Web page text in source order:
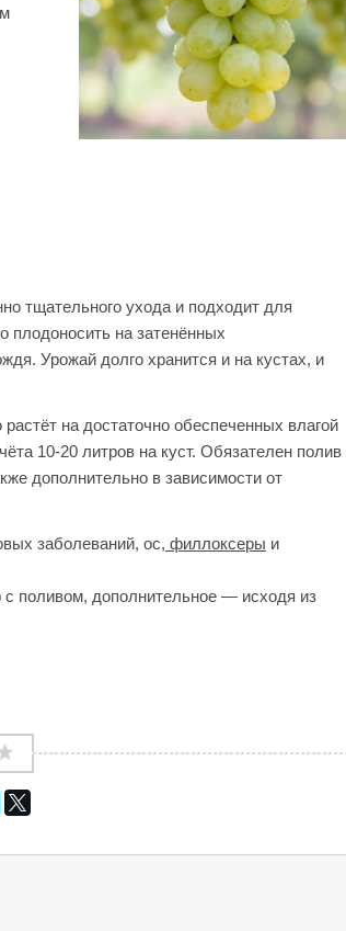
тщательного ухода и подходит для
плодоносить на затенённых
Урожай долго хранится и на кустах, и
на достаточно обеспеченных влагой
10-20 литров на куст. Обязателен полив
дополнительно в зависимости от
заболеваний, ос, филлоксеры и
поливом, дополнительное — исходя из